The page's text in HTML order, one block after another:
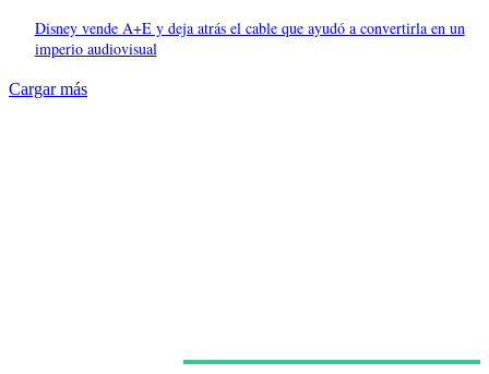
Disney vende A+E y deja atrás el cable que ayudó a convertirla en un
imperio audiovisual
Cargar más